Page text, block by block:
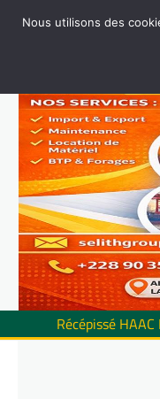
Récépissé
Nous utilisons des